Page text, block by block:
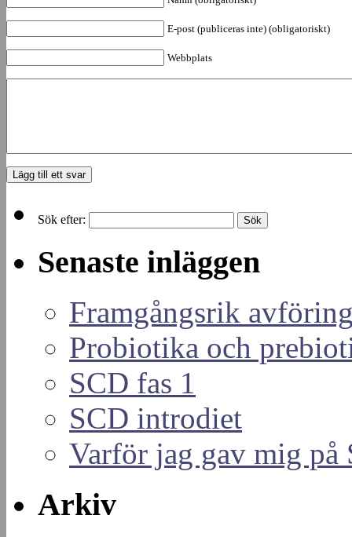
E-post (publiceras inte) (obligatoriskt)
Webbplats
Sök efter:
Senaste inläggen
Framgångsrik
Probiotika och
SCD fas 1
SCD introdiet
Varför jag gav mig på
Arkiv